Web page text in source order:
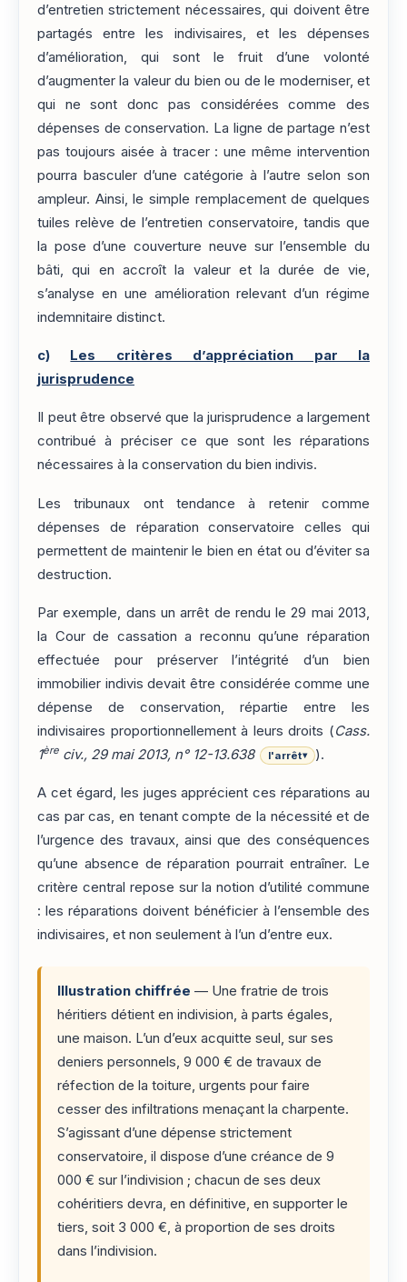
d’entretien strictement nécessaires, qui doivent être
partagés entre les indivisaires, et les dépenses
d’amélioration, qui sont le fruit d’une volonté
d’augmenter la valeur du bien ou de le moderniser, et
qui ne sont donc pas considérées comme des
dépenses de conservation. La ligne de partage n’est
pas toujours aisée à tracer : une même intervention
pourra basculer d’une catégorie à l’autre selon son
ampleur. Ainsi, le simple remplacement de quelques
tuiles relève de l’entretien conservatoire, tandis que
la pose d’une couverture neuve sur l’ensemble du
bâti, qui en accroît la valeur et la durée de vie,
s’analyse en une amélioration relevant d’un régime
indemnitaire distinct.
c) Les critères d’appréciation par la
jurisprudence
Il peut être observé que la jurisprudence a largement
contribué à préciser ce que sont les réparations
nécessaires à la conservation du bien indivis.
Les tribunaux ont tendance à retenir comme
dépenses de réparation conservatoire celles qui
permettent de maintenir le bien en état ou d’éviter sa
destruction.
Par exemple, dans un arrêt de rendu le 29 mai 2013,
la Cour de cassation a reconnu qu’une réparation
effectuée pour préserver l’intégrité d’un bien
immobilier indivis devait être considérée comme une
dépense de conservation, répartie entre les
indivisaires proportionnellement à leurs droits (Cass.
1ère civ., 29 mai 2013, n° 12-13.638 l'arrêt▾ ).
A cet égard, les juges apprécient ces réparations au
cas par cas, en tenant compte de la nécessité et de
l’urgence des travaux, ainsi que des conséquences
qu’une absence de réparation pourrait entraîner. Le
critère central repose sur la notion d’utilité commune
: les réparations doivent bénéficier à l’ensemble des
indivisaires, et non seulement à l’un d’entre eux.
Illustration chiffrée — Une fratrie de trois
héritiers détient en indivision, à parts égales,
une maison. L’un d’eux acquitte seul, sur ses
deniers personnels, 9 000 € de travaux de
réfection de la toiture, urgents pour faire
cesser des infiltrations menaçant la charpente.
S’agissant d’une dépense strictement
conservatoire, il dispose d’une créance de 9
000 € sur l’indivision ; chacun de ses deux
cohéritiers devra, en définitive, en supporter le
tiers, soit 3 000 €, à proportion de ses droits
dans l’indivision.